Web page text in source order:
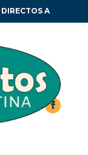
DIRECTOS A